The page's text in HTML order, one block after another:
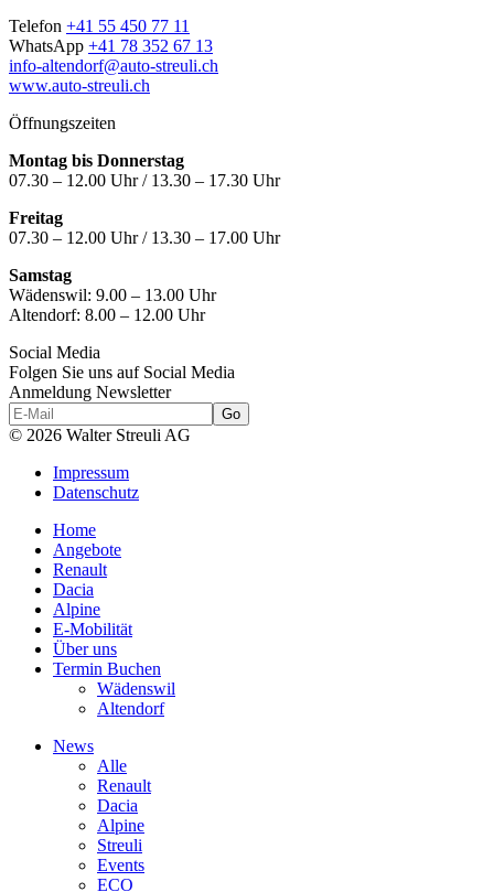
Telefon +41 55 450 77 11
WhatsApp +41 78 352 67 13
info-altendorf@auto-streuli.ch
www.auto-streuli.ch
Öffnungszeiten
Montag bis Donnerstag
07.30 – 12.00 Uhr / 13.30 – 17.30 Uhr
Freitag
07.30 – 12.00 Uhr / 13.30 – 17.00 Uhr
Samstag
Wädenswil: 9.00 – 13.00 Uhr
Altendorf: 8.00 – 12.00 Uhr
Social Media
Folgen Sie uns auf Social Media
Anmeldung Newsletter
© 2026 Walter Streuli AG
Impressum
Datenschutz
Home
Angebote
Renault
Dacia
Alpine
E-Mobilität
Über uns
Termin Buchen
Wädenswil
Altendorf
News
Alle
Renault
Dacia
Alpine
Streuli
Events
ECO